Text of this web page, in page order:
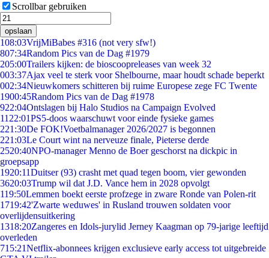
Scrollbar gebruiken
opslaan
108:03VrijMiBabes #316 (not very sfw!)
807:34Random Pics van de Dag #1979
205:00Trailers kijken: de bioscoopreleases van week 32
003:37Ajax veel te sterk voor Shelbourne, maar houdt schade beperkt
002:34Nieuwkomers schitteren bij ruime Europese zege FC Twente
1900:45Random Pics van de Dag #1978
922:04Ontslagen bij Halo Studios na Campaign Evolved
11 22:01PS5-doos waarschuwt voor einde fysieke games
221:30De FOK!Voetbalmanager 2026/2027 is begonnen
221:03Le Court wint na nerveuze finale, Pieterse derde
2520:40NPO-manager Menno de Boer geschorst na dickpic in
groepsapp
1920:11Duitser (93) crasht met quad tegen boom, vier gewonden
3620:03Trump wil dat J.D. Vance hem in 2028 opvolgt
119:50Lemmen boekt eerste profzege in zware Ronde van Polen-rit
1719:42'Zwarte weduwes' in Rusland trouwen soldaten voor
overlijdensuitkering
1318:20Zangeres en Idols-jurylid Jerney Kaagman op 79-jarige leeftijd
overleden
715:21Netflix-abonnees krijgen exclusieve early access tot uitgebreide